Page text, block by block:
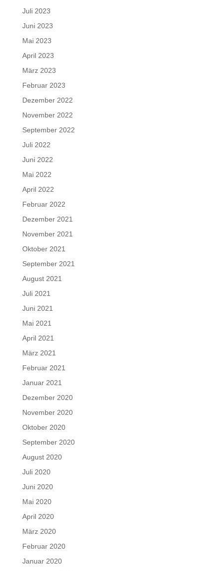
Juli 2023
Juni 2023
Mai 2023
April 2023
März 2023
Februar 2023
Dezember 2022
November 2022
September 2022
Juli 2022
Juni 2022
Mai 2022
April 2022
Februar 2022
Dezember 2021
November 2021
Oktober 2021
September 2021
August 2021
Juli 2021
Juni 2021
Mai 2021
April 2021
März 2021
Februar 2021
Januar 2021
Dezember 2020
November 2020
Oktober 2020
September 2020
August 2020
Juli 2020
Juni 2020
Mai 2020
April 2020
März 2020
Februar 2020
Januar 2020